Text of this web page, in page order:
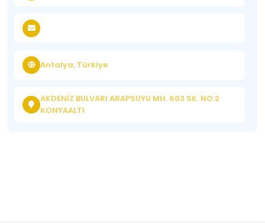
Antalya, Türkiye
AKDENİZ BULVARI ARAPSUYU MH. 603 SK. NO:2
KONYAALTI